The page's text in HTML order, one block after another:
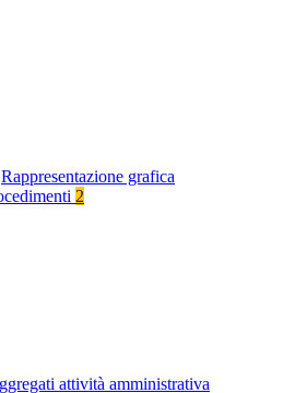
Rappresentazione grafica
2
attività amministrativa